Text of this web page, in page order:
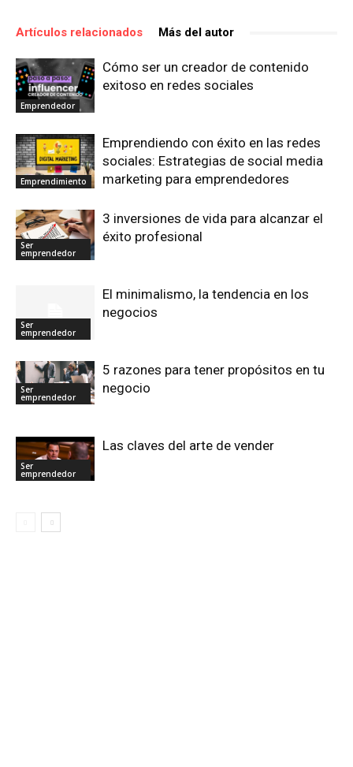
Artículos relacionados Más del autor
Emprendedor
Cómo ser un creador de contenido
exitoso en redes sociales
Emprendimiento
Emprendiendo con éxito en las redes
sociales: Estrategias de social media
marketing para emprendedores
Ser
emprendedor
3 inversiones de vida para alcanzar el
éxito profesional
Ser
emprendedor
El minimalismo, la tendencia en los
negocios
Ser
emprendedor
5 razones para tener propósitos en tu
negocio
Ser
emprendedor
Las claves del arte de vender